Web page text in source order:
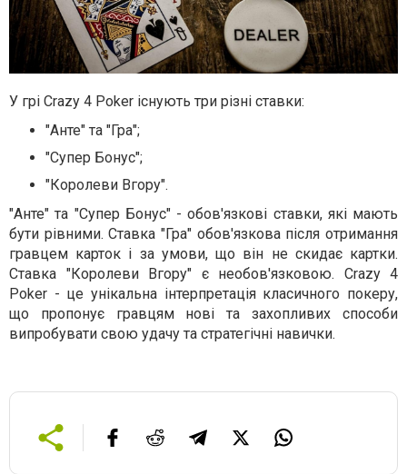
У грі Crazy 4 Poker існують три різні ставки:
"Анте" та "Гра";
"Супер Бонус";
"Королеви Вгору".
"Анте" та "Супер Бонус" - обов'язкові ставки, які мають
бути рівними. Ставка "Гра" обов'язкова після отримання
гравцем карток і за умови, що він не скидає картки.
Ставка "Королеви Вгору" є необов'язковою. Crazy 4
Poker - це унікальна інтерпретація класичного покеру,
що пропонує гравцям нові та захопливих способи
випробувати свою удачу та стратегічні навички.